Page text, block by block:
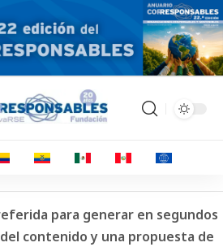
para generar en segundos
contenido y una propuesta de